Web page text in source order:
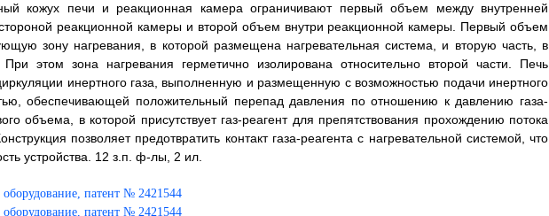
кожух печи и реакционная камера ограничивают первый объем между внутренней
реакционной камеры и второй объем внутри реакционной камеры. Первый объем
зону нагревания, в которой размещена нагревательная система, и вторую часть, в
При этом зона нагревания герметично изолирована относительно второй части. Печь
инертного газа, выполненную и размещенную с возможностью подачи инертного
обеспечивающей положительный перепад давления по отношению к давлению газа-
объема, в которой присутствует газ-реагент для препятствования прохождению потока
позволяет предотвратить контакт газа-реагента с нагревательной системой, что
устройства. 12 з.п. ф-лы, 2 ил.